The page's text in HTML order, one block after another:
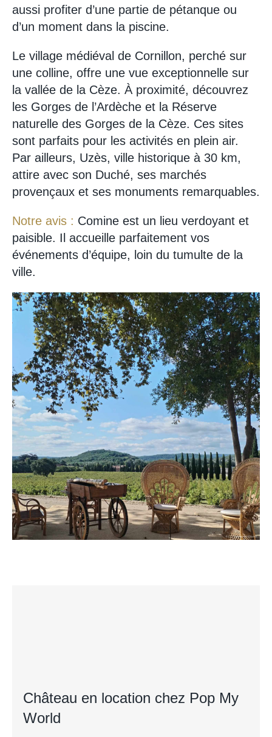
aussi profiter d’une partie de pétanque ou
d’un moment dans la piscine.
Le village médiéval de Cornillon, perché sur
une colline, offre une vue exceptionnelle sur
la vallée de la Cèze. À proximité, découvrez
les Gorges de l’Ardèche et la Réserve
naturelle des Gorges de la Cèze. Ces sites
sont parfaits pour les activités en plein air.
Par ailleurs, Uzès, ville historique à 30 km,
attire avec son Duché, ses marchés
provençaux et ses monuments remarquables.
Notre avis : Comine est un lieu verdoyant et
paisible. Il accueille parfaitement vos
événements d’équipe, loin du tumulte de la
ville.
Château en location chez Pop My
World